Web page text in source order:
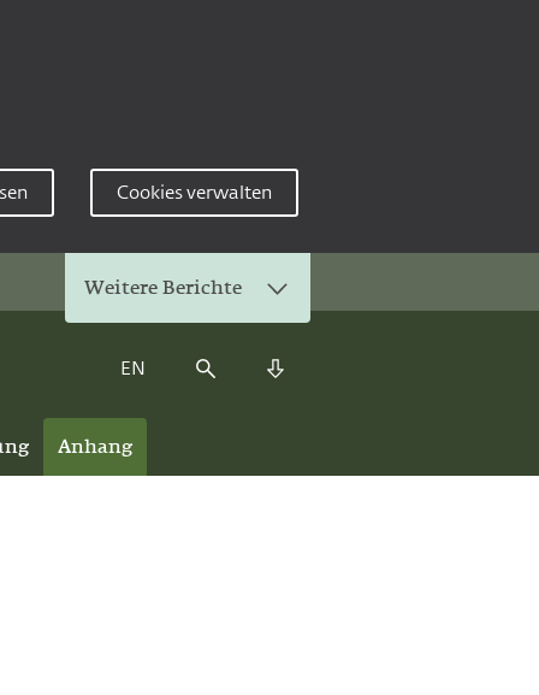
Cookies verwalten
Weitere Berichte
EN
Anhang